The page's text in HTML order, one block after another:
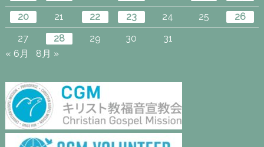
20
21 22 23 24 25
26
27
28 29 30
31
« 6月
8月 »